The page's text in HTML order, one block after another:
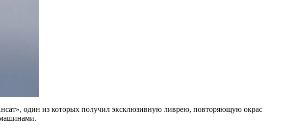
один из которых получил эксклюзивную ливрею, повторяющую окрас